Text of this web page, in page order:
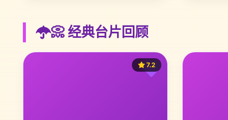
📀 经典台片回顾
7.2